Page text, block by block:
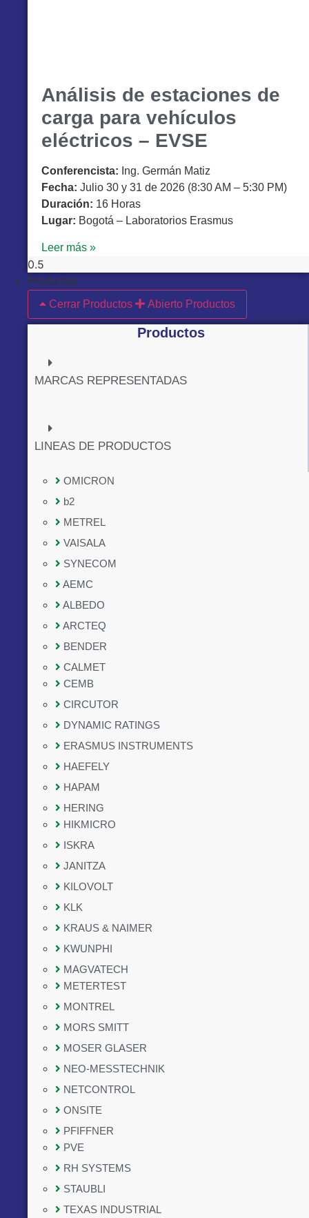
Análisis de estaciones de
carga para vehículos
eléctricos – EVSE
Conferencista: Ing. Germán Matiz
Fecha: Julio 30 y 31 de 2026 (8:30 AM – 5:30 PM)
Duración: 16 Horas
Lugar: Bogotá – Laboratorios Erasmus
Leer más »
Productos
Cerrar Productos
Abierto Productos
Productos
MARCAS REPRESENTADAS
LINEAS DE PRODUCTOS
OMICRON
b2
METREL
VAISALA
SYNECOM
AEMC
ALBEDO
ARCTEQ
BENDER
CALMET
CEMB
CIRCUTOR
DYNAMIC RATINGS
ERASMUS INSTRUMENTS
HAEFELY
HAPAM
HERING
HIKMICRO
ISKRA
JANITZA
KILOVOLT
KLK
KRAUS & NAIMER
KWUNPHI
MAGVATECH
METERTEST
MONTREL
MORS SMITT
MOSER GLASER
NEO-MESSTECHNIK
NETCONTROL
ONSITE
PFIFFNER
PVE
RH SYSTEMS
STAUBLI
TEXAS INDUSTRIAL